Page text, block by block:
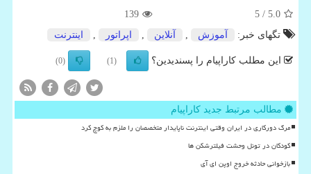
5.0
/ 5
139
تگهای خبر:
آموزش , آنلاین , اپراتور , اینترنت
این مطلب کاراپیام را پسندیدین؟ (1)
(0)
مطالب مرتبط جدید کاراپیام
مرگ دورکاری در ایران وقتی اینترنت ناپایدار متخصصان را ملزم به کوچ کرد
کودکان در تونل وحشت فیلترشکن ها
بازخوانی حادثه خروج اوپن ای آی